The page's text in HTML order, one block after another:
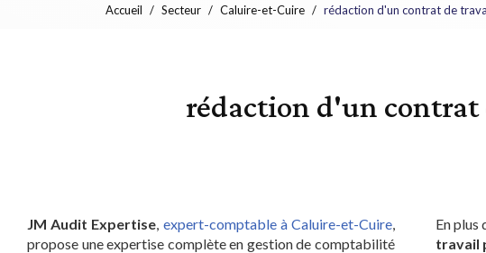
Accueil Secteur Caluire-et-Cuire rédaction d'un contrat de
rédaction d'un
JM Audit Expertise expert-comptable à Caluire-et-Cuire
propose une expertise complète en gestion de comptabilité
En plus
travail